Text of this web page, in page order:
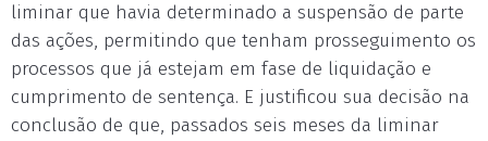
liminar que havia determinado a suspensão de parte
das ações, permitindo que tenham prosseguimento os
processos que já estejam em fase de liquidação e
cumprimento de sentença. E justificou sua decisão na
conclusão de que, passados seis meses da liminar